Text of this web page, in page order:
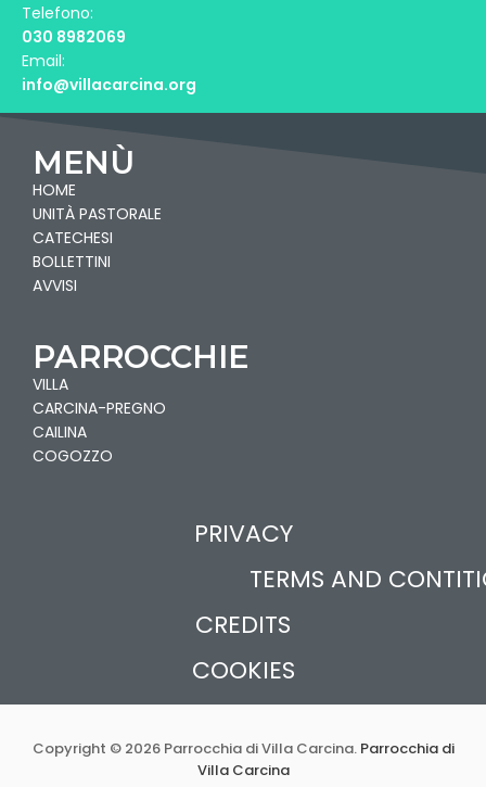
Telefono:
030 8982069
Email:
info@villacarcina.org
MENÙ
HOME
UNITÀ PASTORALE
CATECHESI
BOLLETTINI
AVVISI
PARROCCHIE
VILLA
CARCINA-PREGNO
CAILINA
COGOZZO
PRIVACY
TERMS AND
CREDITS
COOKIES
Copyright © 2026 Parrocchia di Villa Carcina. Parrocchia di
Villa Carcina